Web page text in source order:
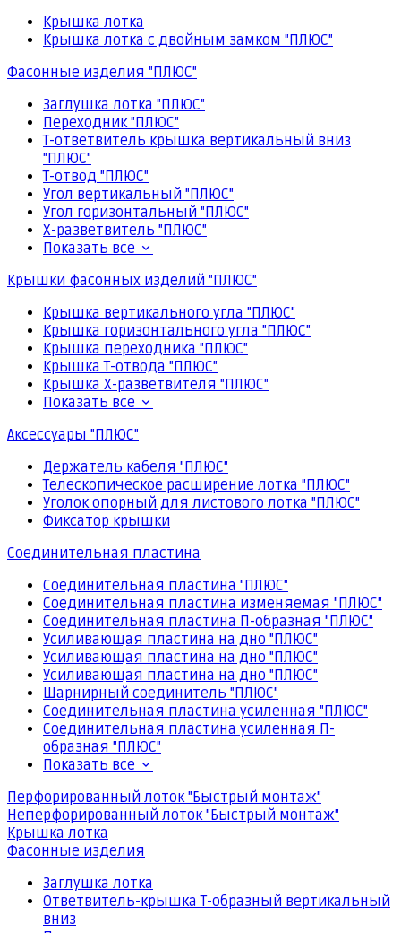
Крышка лотка
Крышка лотка с двойным замком "ПЛЮС"
Фасонные изделия "ПЛЮС"
Заглушка лотка "ПЛЮС"
Переходник "ПЛЮС"
Т-ответвитель крышка вертикальный вниз
"ПЛЮС"
Т-отвод "ПЛЮС"
Угол вертикальный "ПЛЮС"
Угол горизонтальный "ПЛЮС"
Х-разветвитель "ПЛЮС"
Показать все
Крышки фасонных изделий "ПЛЮС"
Крышка вертикального угла "ПЛЮС"
Крышка горизонтального угла "ПЛЮС"
Крышка переходника "ПЛЮС"
Крышка Т-отвода "ПЛЮС"
Крышка Х-разветвителя "ПЛЮС"
Показать все
Аксессуары "ПЛЮС"
Держатель кабеля "ПЛЮС"
Телескопическое расширение лотка "ПЛЮС"
Уголок опорный для листового лотка "ПЛЮС"
Фиксатор крышки
Соединительная пластина
Соединительная пластина "ПЛЮС"
Соединительная пластина изменяемая "ПЛЮС"
Соединительная пластина П-образная "ПЛЮС"
Усиливающая пластина на дно "ПЛЮС"
Усиливающая пластина на дно "ПЛЮС"
Усиливающая пластина на дно "ПЛЮС"
Шарнирный соединитель "ПЛЮС"
Соединительная пластина усиленная "ПЛЮС"
Соединительная пластина усиленная П-
образная "ПЛЮС"
Показать все
Перфорированный лоток "Быстрый монтаж"
Неперфорированный лоток "Быстрый монтаж"
Крышка лотка
Фасонные изделия
Заглушка лотка
Ответвитель-крышка Т-образный вертикальный
вниз